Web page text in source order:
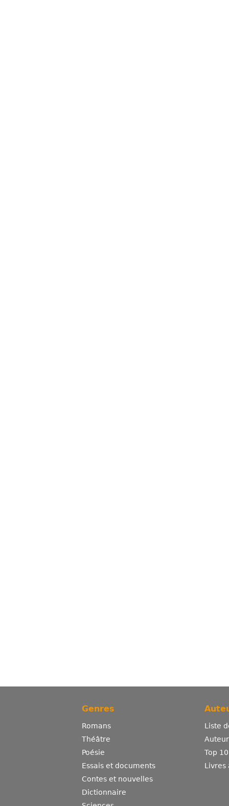
Genres
Romans
Théâtre
Poésie
Essais et documents
Contes et nouvelles
Dictionnaire
Liste
Top
Livres